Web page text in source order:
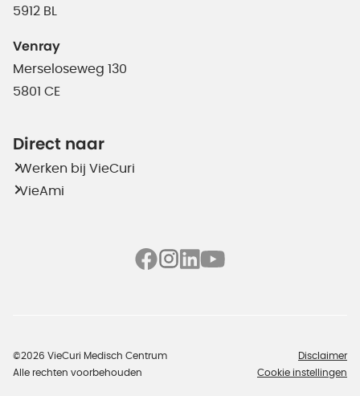
5912 BL
Venray
Merseloseweg 130
5801 CE
Direct naar
Werken bij VieCuri
VieAmi
©2026 VieCuri Medisch Centrum
Alle rechten voorbehouden
Disclaimer
Cookie instellingen